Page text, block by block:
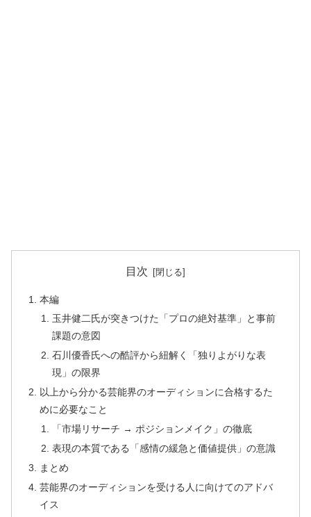
目次
本編
玉井健二氏が突きつけた「プロの絶対基準」と事前
課題の意図
石川優香氏への酷評から紐解く「独りよがりな表
現」の限界
以上から分かる芸能界のオーディションに合格するた
めに必要なこと
「市場リサーチ → ポジションメイク」の徹底
表現の本質である「感情の緩急と価値提供」の意識
まとめ
芸能界のオーディションを受ける人に向けてのアドバ
イス